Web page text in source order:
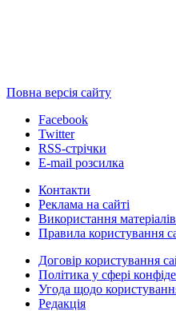
Повна версія сайту
Facebook
Twitter
RSS-стрічки
E-mail розсилка
Контакти
Реклама на сайті
Використання
Правила користування
Договір користування
Політика у сфері
Угода щодо
Редакція